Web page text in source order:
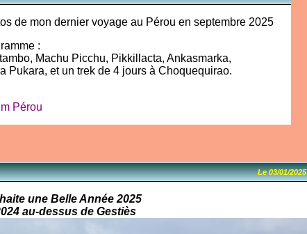
de mon dernier voyage au Pérou en septembre 2025
:
Machu Picchu, Pikkillacta, Ankasmarka,
Pukara, et un trek de 4 jours à Choquequirao.
Pérou
Le 03/01/2025
une Belle Année 2025
au-dessus de Gestiès